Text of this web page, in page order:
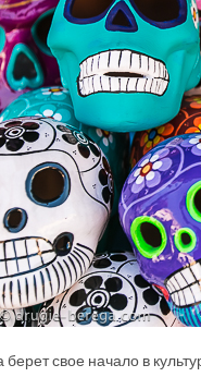
берет свое начало в